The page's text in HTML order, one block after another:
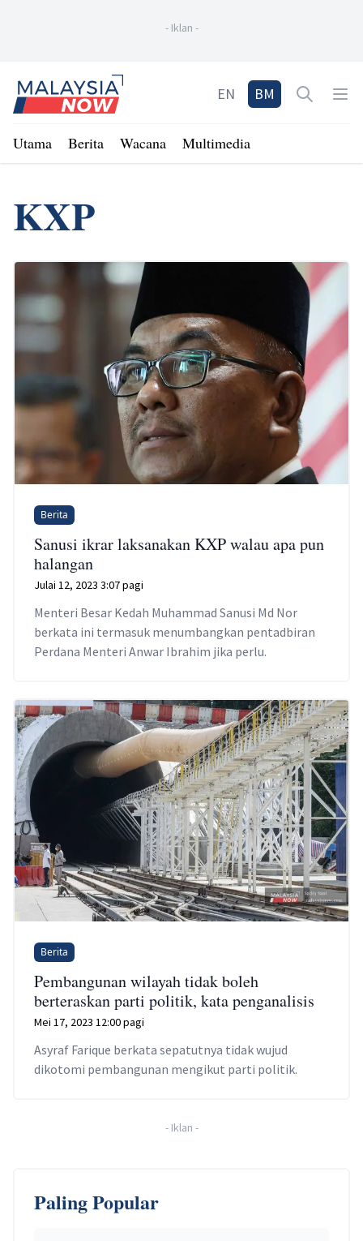
- Iklan -
Home
EN BM Open
Utama Berita Wacana Multimedia
KXP
Berita
Sanusi ikrar laksanakan KXP walau apa pun
halangan
Julai 12, 2023 3:07 pagi
Menteri Besar Kedah Muhammad Sanusi Md Nor
berkata ini termasuk menumbangkan pentadbiran
Perdana Menteri Anwar Ibrahim jika perlu.
Berita
Pembangunan wilayah tidak boleh
berteraskan parti politik, kata penganalisis
Mei 17, 2023 12:00 pagi
Asyraf Farique berkata sepatutnya tidak wujud
dikotomi pembangunan mengikut parti politik.
- Iklan -
Paling Popular